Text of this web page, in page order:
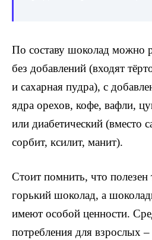
По составу шоколад можно
без добавлений (входят
и сахарная пудра), с
ядра орехов, кофе, вафли,
или диабетический (вместо
сорбит, ксилит, манит).
Стоит помнить, что полезен
горький шоколад, а
имеют особой ценности.
потребления для взрослых